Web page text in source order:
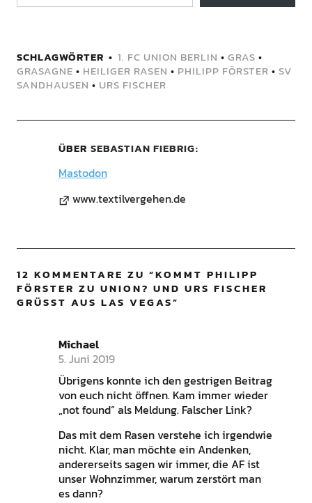
SCHLAGWÖRTER 1. FC UNION BERLIN • GRAS •
GRASAGNE • HEILIGER RASEN • PHILIPP FÖRSTER • SV
SANDHAUSEN • URS FISCHER
ÜBER SEBASTIAN FIEBRIG
Mastodon
www.textilvergehen.de
12 KOMMENTARE ZU “KOMMT PHILIPP
FÖRSTER ZU UNION? UND URS FISCHER
GRÜSST AUS LAS VEGAS ”
Michael
5. Juni 2019
Übrigens konnte ich den gestrigen Beitrag
von euch nicht öffnen. Kam immer wieder
„not found“ als Meldung. Falscher Link?
Das mit dem Rasen verstehe ich irgendwie
nicht. Klar, man möchte ein Andenken,
andererseits sagen wir immer, die AF ist
unser Wohnzimmer, warum zerstört man
es dann?